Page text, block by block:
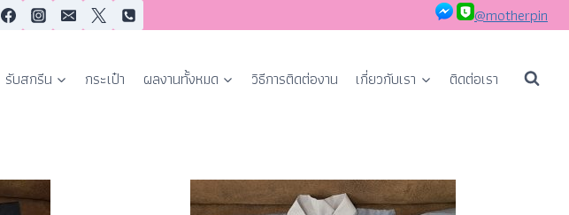
@motherpin
รับสกรีน กระเป๋า ผลงานทั้งหมด วิธีการติดต่องาน เกี่ยวกับเรา ติดต่อเรา